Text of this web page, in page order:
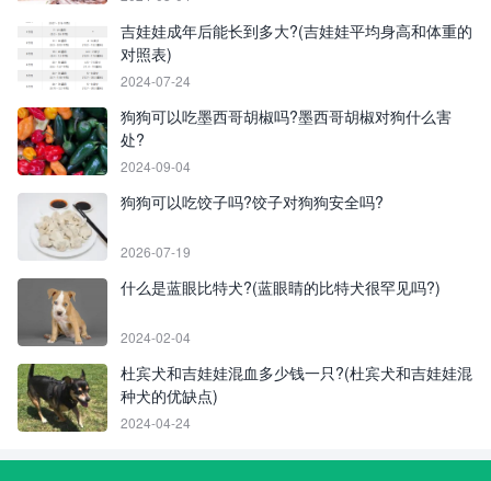
吉娃娃成年后能长到多大?(吉娃娃平均身高和体重的
对照表)
2024-07-24
狗狗可以吃墨西哥胡椒吗?墨西哥胡椒对狗什么害
处?
2024-09-04
狗狗可以吃饺子吗?饺子对狗狗安全吗?
2026-07-19
什么是蓝眼比特犬?(蓝眼睛的比特犬很罕见吗?)
2024-02-04
杜宾犬和吉娃娃混血多少钱一只?(杜宾犬和吉娃娃混
种犬的优缺点)
2024-04-24